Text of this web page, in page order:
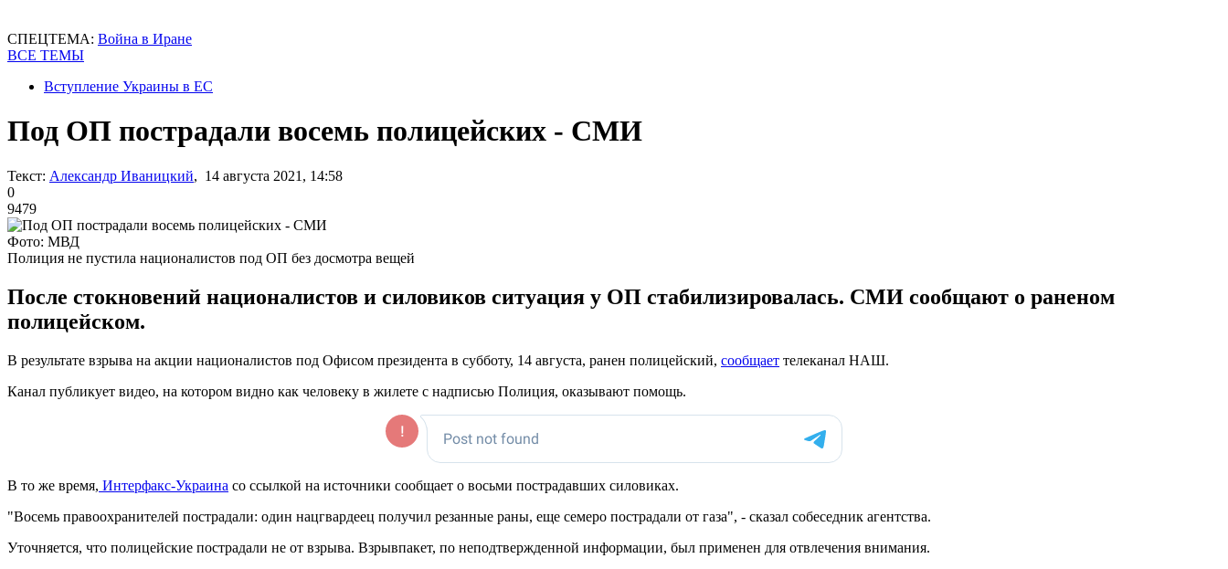
СПЕЦТЕМА: Война в Иране
ВСЕ ТЕМЫ
Вступление Украины в ЕС
Под ОП пострадали восемь полицейских - СМИ
Текст: Александр Иваницкий, 14 августа 2021, 14:58
0
9479
Фото: МВД
Полиция не пустила националистов под ОП без досмотра вещей
После стокновений националистов и силовиков ситуация у ОП стабилизировалась. СМИ сообщают о раненом
полицейском.
В результате взрыва на акции националистов под Офисом президента в субботу, 14 августа, ранен полицейский, сообщает телеканал НАШ.
Канал публикует видео, на котором видно как человеку в жилете с надписью Полиция, оказывают помощь.
В то же время, Интерфакс-Украина со ссылкой на источники сообщает о восьми пострадавших силовиках.
"Восемь правоохранителей пострадали: один нацгвардеец получил резанные раны, еще семеро пострадали от газа", - сказал собеседник агентства.
Уточняется, что полицейские пострадали не от взрыва. Взрывпакет, по неподтвержденной информации, был применен для отвлечения внимания.